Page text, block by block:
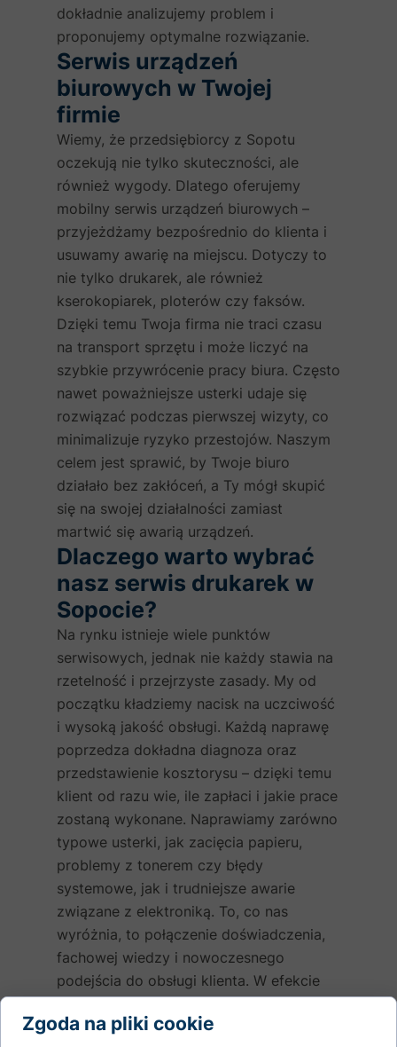
dokładnie analizujemy problem i
proponujemy optymalne rozwiązanie.
Serwis urządzeń
biurowych w Twojej
firmie
Wiemy, że przedsiębiorcy z Sopotu
oczekują nie tylko skuteczności, ale
również wygody. Dlatego oferujemy
mobilny serwis urządzeń biurowych –
przyjeżdżamy bezpośrednio do klienta i
usuwamy awarię na miejscu. Dotyczy to
nie tylko drukarek, ale również
kserokopiarek, ploterów czy faksów.
Dzięki temu Twoja firma nie traci czasu
na transport sprzętu i może liczyć na
szybkie przywrócenie pracy biura. Często
nawet poważniejsze usterki udaje się
rozwiązać podczas pierwszej wizyty, co
minimalizuje ryzyko przestojów. Naszym
celem jest sprawić, by Twoje biuro
działało bez zakłóceń, a Ty mógł skupić
się na swojej działalności zamiast
martwić się awarią urządzeń.
Dlaczego warto wybrać
nasz serwis drukarek w
Sopocie?
Na rynku istnieje wiele punktów
serwisowych, jednak nie każdy stawia na
rzetelność i przejrzyste zasady. My od
początku kładziemy nacisk na uczciwość
i wysoką jakość obsługi. Każdą naprawę
poprzedza dokładna diagnoza oraz
przedstawienie kosztorysu – dzięki temu
klient od razu wie, ile zapłaci i jakie prace
zostaną wykonane. Naprawiamy zarówno
typowe usterki, jak zacięcia papieru,
problemy z tonerem czy błędy
systemowe, jak i trudniejsze awarie
związane z elektroniką. To, co nas
wyróżnia, to połączenie doświadczenia,
fachowej wiedzy i nowoczesnego
podejścia do obsługi klienta. W efekcie
regularnie korzysta z naszych usług i
Zgoda na pliki cookie